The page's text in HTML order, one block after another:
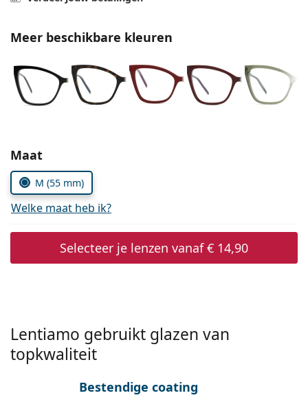
Alle merken
Meer beschikbare kleuren
Kies parameters:
Maat
M (55 mm)
Welke maat heb ik?
Selecteer je lenzen vanaf€ 14,90
Lentiamo gebruikt glazen van
topkwaliteit
Bestendige coating